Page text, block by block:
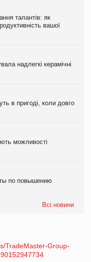
талантів: як
вашої
надлегкі керамічні
в пригоді, коли довго
можливості
по повышению
Всі новини